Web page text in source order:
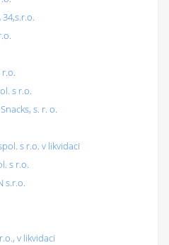
34,s.r.o.
r.o.
s r.o.
s. r. o.
s r.o. v likvidaci
s r.o.
s.r.o.
v likvidaci